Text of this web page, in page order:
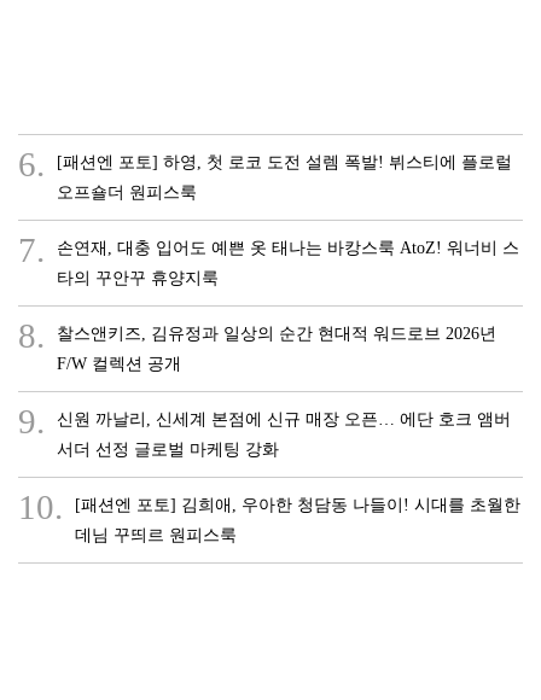
6.
[패션엔 포토] 하영, 첫 로코 도전 설렘 폭발! 뷔스티에 플로럴
오프숄더 원피스룩
7.
손연재, 대충 입어도 예쁜 옷 태나는 바캉스룩 AtoZ! 워너비 스
타의 꾸안꾸 휴양지룩
8.
찰스앤키즈, 김유정과 일상의 순간 현대적 워드로브 2026년
F/W 컬렉션 공개
9.
신원 까날리, 신세계 본점에 신규 매장 오픈… 에단 호크 앰버
서더 선정 글로벌 마케팅 강화
10.
[패션엔 포토] 김희애, 우아한 청담동 나들이! 시대를 초월한
데님 꾸띄르 원피스룩